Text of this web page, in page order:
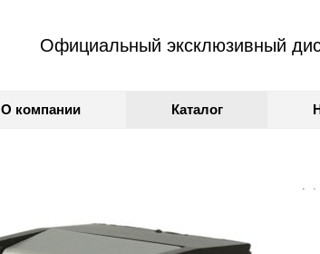
Официальный эксклюзивный
О компании Каталог